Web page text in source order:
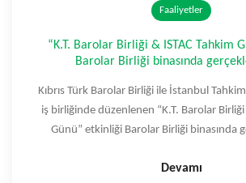
Faaliyetler
“K.T. Barolar Birliği & ISTAC Tahkim
Barolar Birliği binasında
Kıbrıs Türk Barolar Birliği ile İstanbul
iş birliğinde düzenlenen “K.T. Barolar Birliği
Günü” etkinliği Barolar Birliği binasında
Devamı